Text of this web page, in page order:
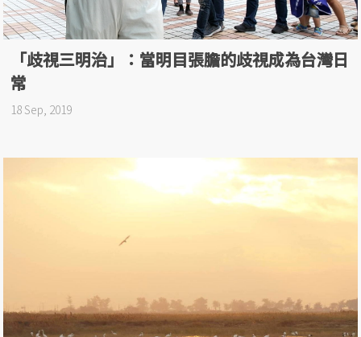
「歧視三明治」：當明目張膽的歧視成為台灣日
常
18 Sep, 2019